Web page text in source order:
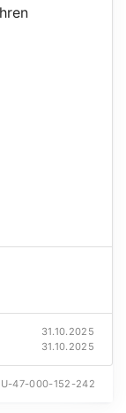
31.10.2025
31.10.2025
47-000-152-242